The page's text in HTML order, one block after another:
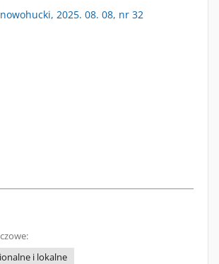
2025. 08. 08, nr 32
i lokalne